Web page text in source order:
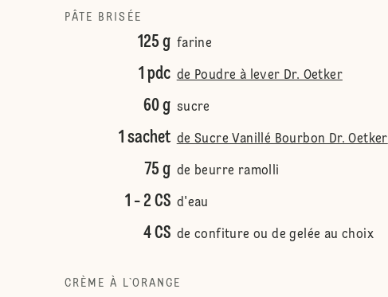
PÂTE BRISÉE
125 g farine
1 pdc de Poudre à lever Dr. Oetker
60 g sucre
1 sachet de Sucre Vanillé Bourbon Dr. Oetker
75 g de beurre ramolli
1 - 2 CS d'eau
4 CS de confiture ou de gelée au choix
CRÈME À L`ORANGE